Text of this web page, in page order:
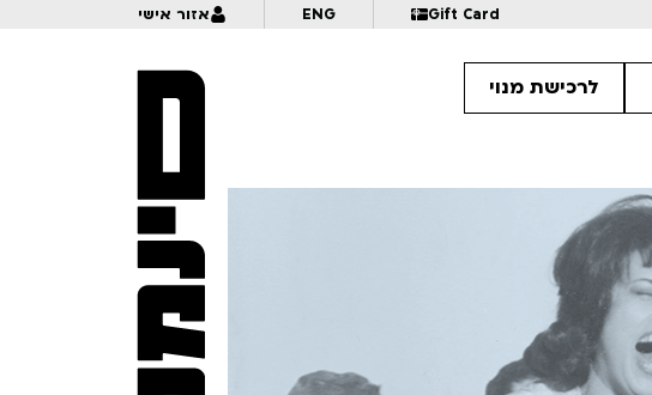
Gift Card
ENG אזור אישי
10:00
10:00
10:30 דוכיפת, שפן ויחמור נפגשים | לגילאי 6+ | פסטיבל אנימיקס 2026
לרכישת מנוי